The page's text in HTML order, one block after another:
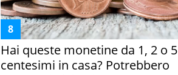
Hai queste monetine da 1, 2 o 5
centesimi in casa? Potrebbero